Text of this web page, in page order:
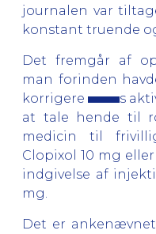
journalen var
konstant truende
Det fremgår af
man forinden
korrigere
s
at tale hende til
medicin til
Clopixol 10 mg
indgivelse af
mg.
Det er